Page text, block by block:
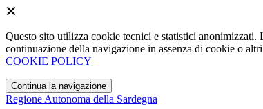
Questo sito utilizza cookie tecnici e statistici
continuazione della navigazione in assenza di cookie o
COOKIE POLICY
Continua la navigazione
Regione Autonoma della Sardegna